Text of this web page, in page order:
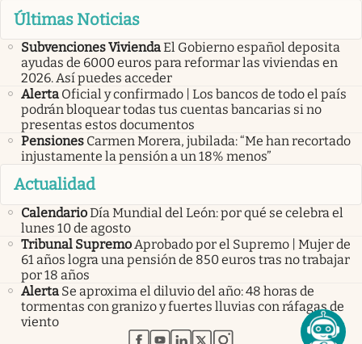
Últimas Noticias
Subvenciones ViviendaEl Gobierno español deposita
ayudas de 6000 euros para reformar las viviendas en
2026. Así puedes acceder
Alerta Oficial y confirmado | Los bancos de todo el país
podrán bloquear todas tus cuentas bancarias si no
presentas estos documentos
Pensiones Carmen Morera, jubilada: “Me han recortado
injustamente la pensión a un 18% menos”
Actualidad
CalendarioDía Mundial del León: por qué se celebra el
lunes 10 de agosto
Tribunal Supremo Aprobado por el Supremo | Mujer de
61 años logra una pensión de 850 euros tras no trabajar
por 18 años
Alerta Se aproxima el diluvio del año: 48 horas de
tormentas con granizo y fuertes lluvias con ráfagas de
viento
abre en nueva pestaña
abre en nueva pestaña
abre en nueva pestaña
abre en nueva pestaña
abre en nueva pestaña